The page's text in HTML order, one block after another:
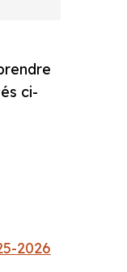
ci-
2026